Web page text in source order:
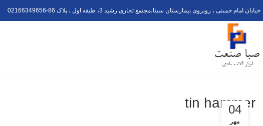
خیابان امام خمینی ، روبروی بیمارستان سینا،مجتمع تجاری رشید 3، طبقه اول ، پلاک 6 02166349656-8
tin hammer
04
مهر